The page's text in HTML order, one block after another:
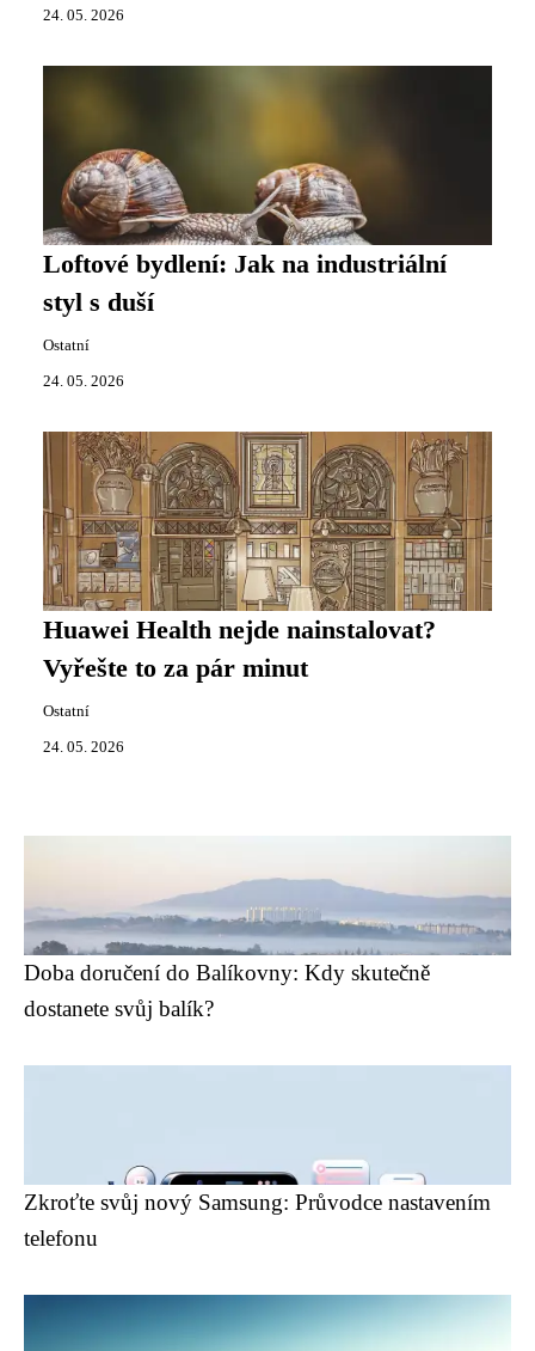
24. 05. 2026
Loftové bydlení: Jak na industriální
styl s duší
Ostatní
24. 05. 2026
Huawei Health nejde nainstalovat?
Vyřešte to za pár minut
Ostatní
24. 05. 2026
Doba doručení do Balíkovny: Kdy skutečně
dostanete svůj balík?
Zkroťte svůj nový Samsung: Průvodce nastavením
telefonu